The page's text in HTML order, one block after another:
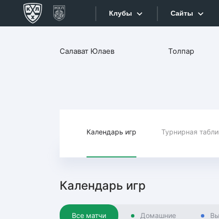
Клубы
Конференция «Запад»
Торпедо
Динамо Мн
Сайты
Сайты
Текстовые
Салават Юлаев Толпар
Календарь игр Турнирная
Календарь игр
Все матчи Домашние